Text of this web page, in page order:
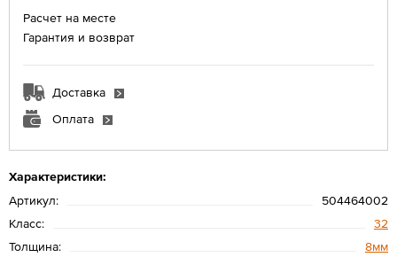
Характеристики:
Артикул:
504464002
Класс:
32
Толщина:
8мм
Расчет на месте
Гарантия и возврат
Доставка
Оплата